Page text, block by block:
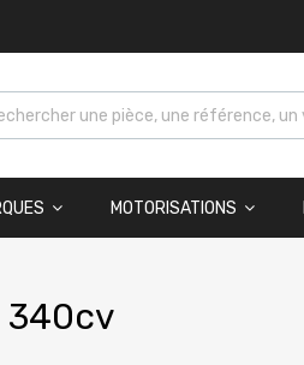
MOTORISATIONS
340cv